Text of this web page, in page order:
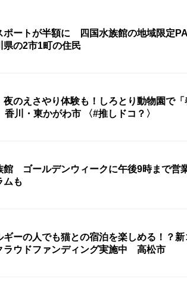
ポートが半額に 四国水族館の地域限定
の2市1町の住民
夜のえさやり体験も！しろとり動物園で「
川・東かがわ市 〈#推しドコ？〉
館 ゴールデンウィークに午後9時まで営
ムも
ギーの人でも猫との宿泊を楽しめる！？
ラウドファンディング実施中 高松市